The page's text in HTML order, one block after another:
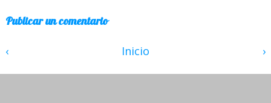
Publicar un comentario
‹ ›
Inicio